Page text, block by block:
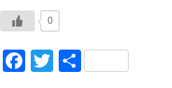
0
Facebook
Twitter
共